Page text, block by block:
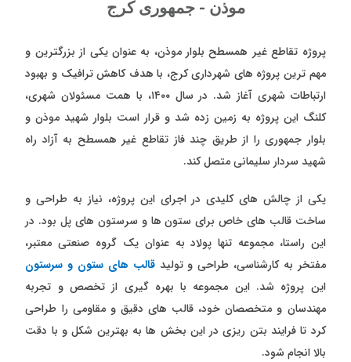
موذن - جمهوری کرج
پروژه تقاطع غیر همسطح بلوار موذن، به ‌عنوان یکی از بزرگترین و
مهم ‌ترین پروژه‌ های شهرداری کرج، با هدف کاهش ترافیک و بهبود
ارتباطات شهری آغاز شد. در سال ۱۴۰۰، با همت مسئولان شهری،
کلنگ این پروژه به زمین زده شد و قرار است بلوار شهید موذن و
بلوار جمهوری را از طریق چند فاز تقاطع غیر همسطح به آزاد راه
شهید سردار سلیمانی متصل کند.
یکی از چالش ‌های کلیدی در اجرای این پروژه، نیاز به طراحی و
ساخت قالب ‌های خاص برای ستون ‌ها و سرستون ‌های پل بود. در
این راستا، مجموعه تنها پولاد به ‌عنوان یک گروه صنعتی معتبر،
مفتخر به کارشناسی، طراحی و تولیدقالب ‌های ستون و سرستون
این پروژه شد. این مجموعه با بهره‌ گیری از تخصص و تجربه
مهندسان و متخصصان خود، قالب ‌های دقیق و مقاومی را طراحی
کرد تا فرایند بتن‌ ریزی در این بخش ‌ها به بهترین شکل و با دقت
بالا انجام شود.